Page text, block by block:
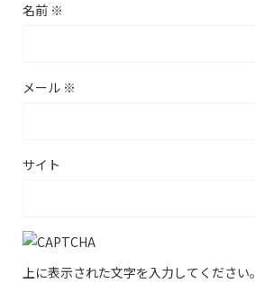
名前 ※
メール ※
サイト
上に表示された文字を入力してください。